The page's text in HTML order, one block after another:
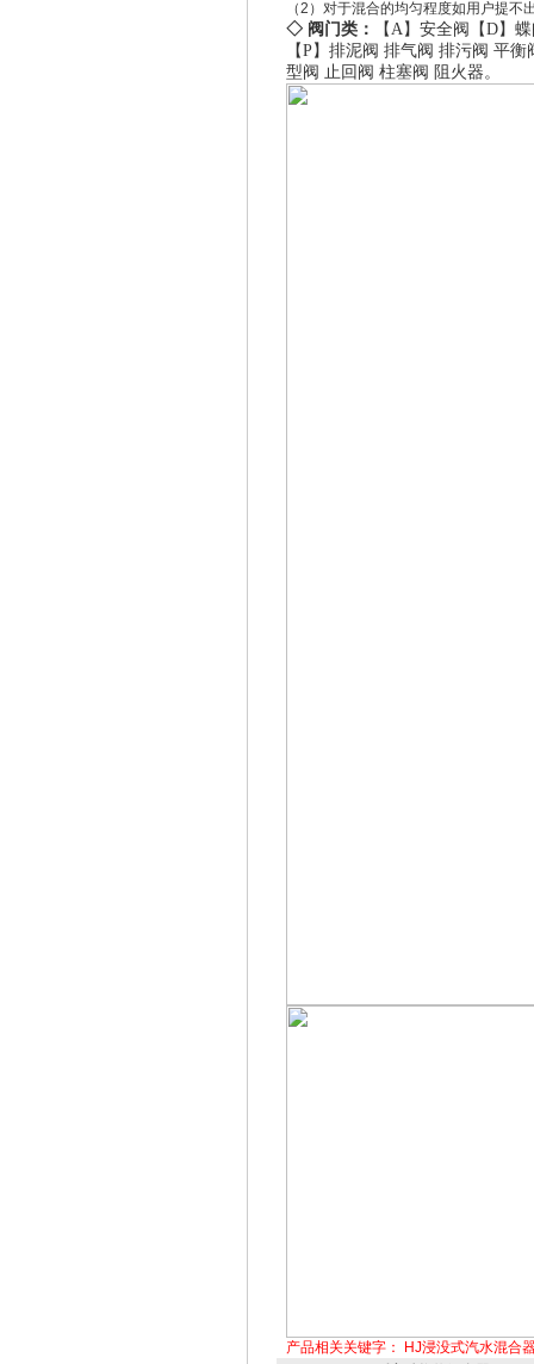
（2）对于混合的均匀程度如用户提
◇ 阀门类： 【A】 安全阀 【D】
【P】 排泥阀 排气阀 排污阀 平衡
型阀 止回阀 柱塞阀 阻火器。
产品相关关键字：
HJ浸没式汽水混合